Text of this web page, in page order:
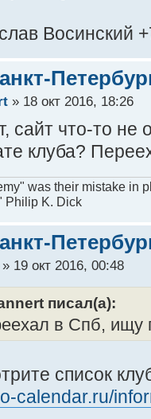
Восинский
» 18 окт 2016, 18:26
сайт что-то не
клуба?
was their mistake in
Philip K. Dick
» 19 окт 2016, 00:48
писал(а):
в Спб, ищу
список
calendar.ru/